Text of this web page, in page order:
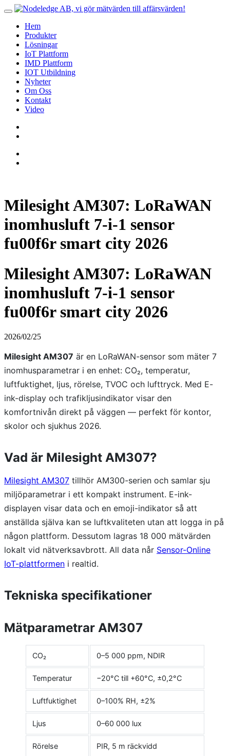
Hem
Produkter
Lösningar
IoT Plattform
IMD Plattform
IOT Utbildning
Nyheter
Om Oss
Kontakt
Video
Milesight AM307: LoRaWAN
inomhusluft 7-i-1 sensor
fu00f6r smart city 2026
Milesight AM307: LoRaWAN
inomhusluft 7-i-1 sensor
fu00f6r smart city 2026
2026/02/25
Milesight AM307 är en LoRaWAN-sensor som mäter 7
inomhusparametrar i en enhet: CO₂, temperatur,
luftfuktighet, ljus, rörelse, TVOC och lufttryck. Med E-
ink-display och trafikljusindikator visar den
komfortnivån direkt på väggen — perfekt för kontor,
skolor och sjukhus 2026.
Vad är Milesight AM307?
Milesight AM307 tillhör AM300-serien och samlar sju
miljöparametrar i ett kompakt instrument. E-ink-
displayen visar data och en emoji-indikator så att
anställda själva kan se luftkvaliteten utan att logga in på
någon plattform. Dessutom lagras 18 000 mätvärden
lokalt vid nätverksavbrott. All data når Sensor-Online
IoT-plattformen i realtid.
Tekniska specifikationer
Mätparametrar AM307
CO₂ 0–5 000 ppm, NDIR
Temperatur −20°C till +60°C, ±0,2°C
Luftfuktighet 0–100% RH, ±2%
Ljus 0–60 000 lux
Rörelse PIR, 5 m räckvidd